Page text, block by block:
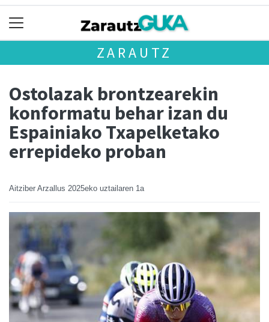
ZARAUTZ
Ostolazak brontzearekin
konformatu behar izan du
Espainiako Txapelketako
errepideko proban
Aitziber Arzallus 2025eko uztailaren 1a